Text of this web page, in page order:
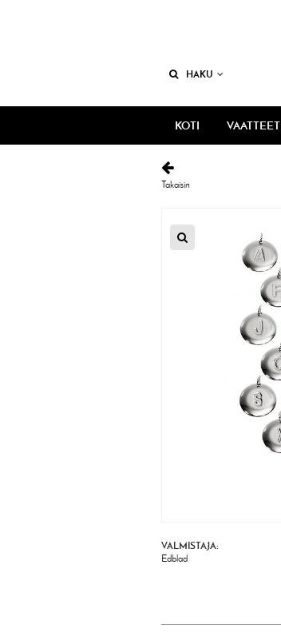
HAKU
KOTI VAATTEET
Takaisin
VALMISTAJA:
Edblad